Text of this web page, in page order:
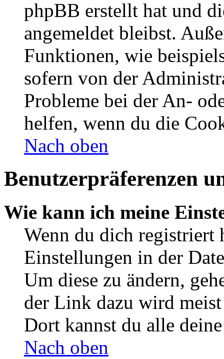
phpBB erstellt hat und
angemeldet bleibst.
Funktionen, wie
sofern von der
Probleme bei der An-
helfen, wenn du die
Nach oben
Benutzerpräferenzen
Wie kann ich meine
Wenn du dich registriert
Einstellungen in der
Um diese zu ändern,
der Link dazu wird
Dort kannst du alle
Nach oben